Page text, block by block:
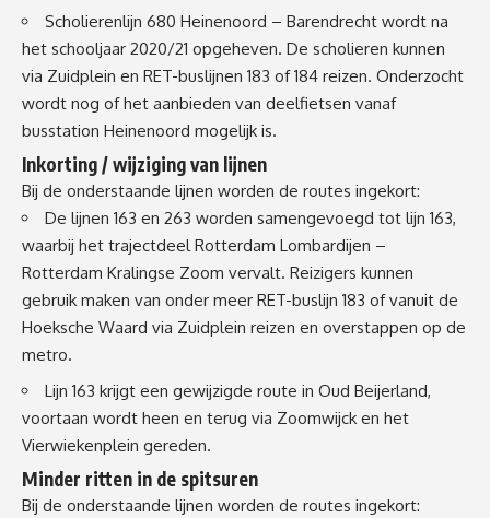
Scholierenlijn 680 Heinenoord – Barendrecht wordt na
het schooljaar 2020/21 opgeheven. De scholieren kunnen
via Zuidplein en RET-buslijnen 183 of 184 reizen. Onderzocht
wordt nog of het aanbieden van deelfietsen vanaf
busstation Heinenoord mogelijk is.
Inkorting / wijziging van lijnen
Bij de onderstaande lijnen worden de routes ingekort:
De lijnen 163 en 263 worden samengevoegd tot lijn 163,
waarbij het trajectdeel Rotterdam Lombardijen –
Rotterdam Kralingse Zoom vervalt. Reizigers kunnen
gebruik maken van onder meer RET-buslijn 183 of vanuit de
Hoeksche Waard via Zuidplein reizen en overstappen op de
metro.
Lijn 163 krijgt een gewijzigde route in Oud Beijerland,
voortaan wordt heen en terug via Zoomwijck en het
Vierwiekenplein gereden.
Minder ritten in de spitsuren
Bij de onderstaande lijnen worden de routes ingekort: